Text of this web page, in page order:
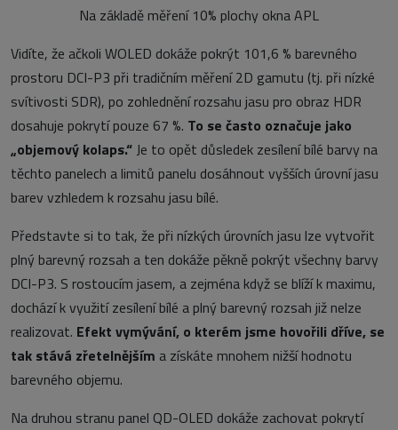
Na základě měření 10% plochy okna APL
Vidíte, že ačkoli WOLED dokáže pokrýt 101,6 % barevného
prostoru DCI-P3 při tradičním měření 2D gamutu (tj. při nízké
svítivosti SDR), po zohlednění rozsahu jasu pro obraz HDR
dosahuje pokrytí pouze 67 %. To se často označuje jako
„objemový kolaps.“ Je to opět důsledek zesílení bílé barvy na
těchto panelech a limitů panelu dosáhnout vyšších úrovní jasu
barev vzhledem k rozsahu jasu bílé.
Představte si to tak, že při nízkých úrovních jasu lze vytvořit
plný barevný rozsah a ten dokáže pěkně pokrýt všechny barvy
DCI-P3. S rostoucím jasem, a zejména když se blíží k maximu,
dochází k využití zesílení bílé a plný barevný rozsah již nelze
realizovat. Efekt vymývání, o kterém jsme hovořili dříve, se
tak stává zřetelnějším a získáte mnohem nižší hodnotu
barevného objemu.
Na druhou stranu panel QD-OLED dokáže zachovat pokrytí